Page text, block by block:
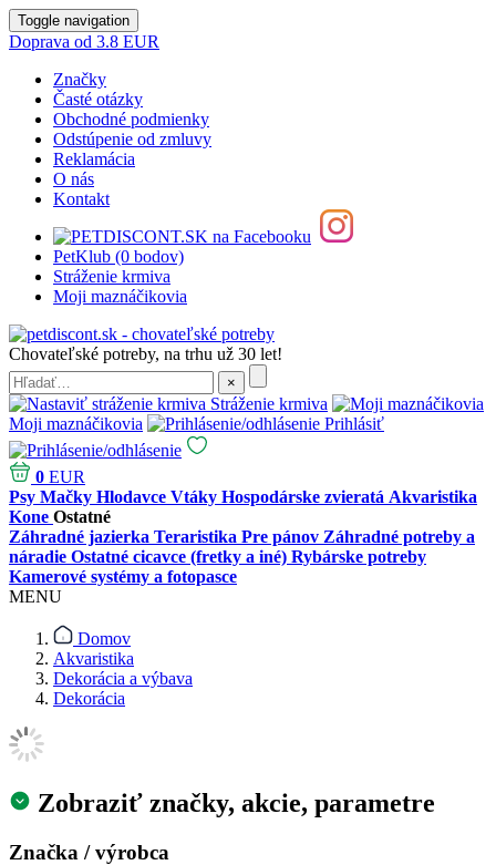
Toggle navigation
Doprava od 3.8 EUR
Značky
Časté otázky
Obchodné podmienky
Odstúpenie od zmluvy
Reklamácia
O nás
Kontakt
PetKlub (0 bodov)
Stráženie krmiva
Moji maznáčikovia
Chovateľské potreby, na trhu už 30 let!
Stráženie krmiva
Moji maznáčikovia
Prihlásiť
0 EUR
Psy Mačky Hlodavce Vtáky Hospodárske zvieratá Akvaristika
Kone Ostatné
Záhradné jazierka Teraristika Pre pánov Záhradné potreby a
náradie Ostatné cicavce (fretky a iné) Rybárske potreby
Kamerové systémy a fotopasce
MENU
Domov
Akvaristika
Dekorácia a výbava
Dekorácia
Zobraziť značky, akcie, parametre
Značka / výrobca